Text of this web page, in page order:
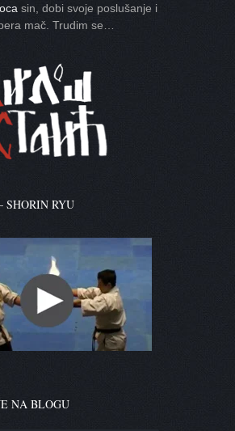
sin, dobi svoje poslušanje i
mač. Trudim se…
SHORIN RYU
NA BLOGU